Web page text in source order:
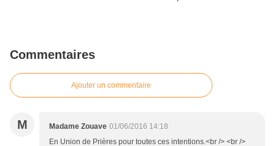
Commentaires
Ajouter un commentaire
M Madame Zouave 01/06/2016 14:18
En Union de Prières pour toutes ces intentions.<br /> <br />